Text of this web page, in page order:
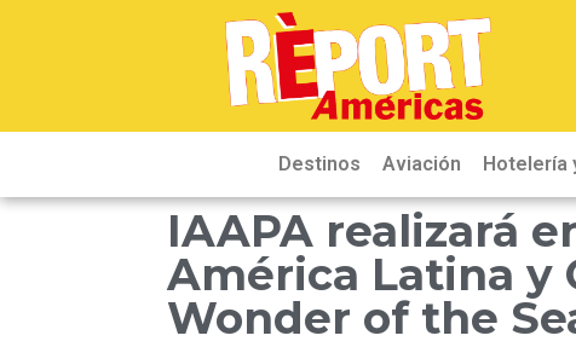
Destinos Aviación Hotelería
IAAPA realizará
América Latina y
Wonder of the